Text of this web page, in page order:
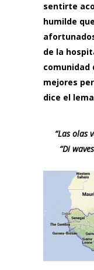
sentirte
humilde
de la
comunidad
mejores
dice el
“Las olas
“Di